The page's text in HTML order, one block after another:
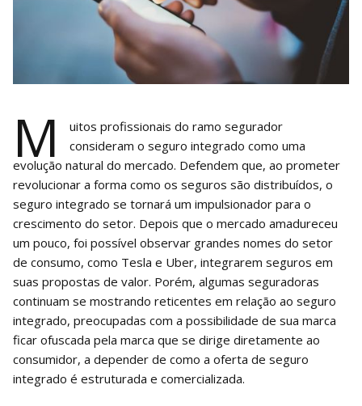
M
uitos profissionais do ramo segurador
consideram o seguro integrado como uma
evolução natural do mercado. Defendem que, ao prometer
revolucionar a forma como os seguros são distribuídos, o
seguro integrado se tornará um impulsionador para o
crescimento do setor. Depois que o mercado amadureceu
um pouco, foi possível observar grandes nomes do setor
de consumo, como Tesla e Uber, integrarem seguros em
suas propostas de valor. Porém, algumas seguradoras
continuam se mostrando reticentes em relação ao seguro
integrado, preocupadas com a possibilidade de sua marca
ficar ofuscada pela marca que se dirige diretamente ao
consumidor, a depender de como a oferta de seguro
integrado é estruturada e comercializada.